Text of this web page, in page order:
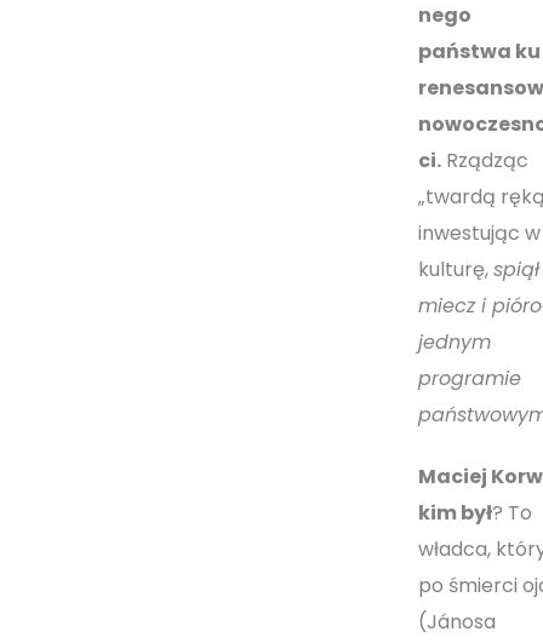
nego
państwa ku
ci.Rządząc
„twardą
inwestując w
kulturę,spiął
miecz i
jednym
programie
Maciej
kim był? To
władca,
po śmierci
(Jánosa